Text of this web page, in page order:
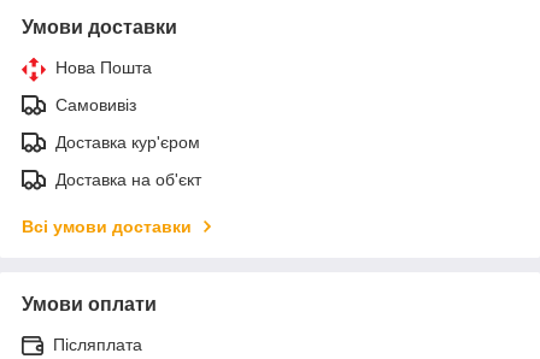
Умови доставки
Нова Пошта
Самовивіз
Доставка кур'єром
Доставка на об'єкт
Всі умови доставки
Умови оплати
Післяплата